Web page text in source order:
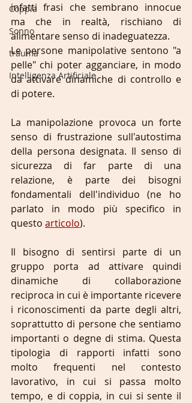
Coppia
Sonno
trauma
Intelligenza Artificiale
infatti frasi che sembrano innocue
ma che in realtà, rischiano di
alimentare senso di inadeguatezza.
Le persone manipolative sentono "a
pelle" chi poter agganciare, in modo
da attivare dinamiche di controllo e
di potere.
La manipolazione provoca un forte
senso di frustrazione sull'autostima
della persona designata. Il senso di
sicurezza di far parte di una
relazione, è parte dei bisogni
fondamentali dell'individuo (ne ho
parlato in modo più specifico in
questo articolo).
Il bisogno di sentirsi parte di un
gruppo porta ad attivare quindi
dinamiche di collaborazione
reciproca in cui è importante ricevere
i riconoscimenti da parte degli altri,
soprattutto di persone che sentiamo
importanti o degne di stima. Questa
tipologia di rapporti infatti sono
molto frequenti nel contesto
lavorativo, in cui si passa molto
tempo, e di coppia, in cui si sente il